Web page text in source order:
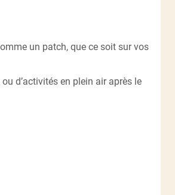
un patch, que ce soit sur vos
d’activités en plein air après le